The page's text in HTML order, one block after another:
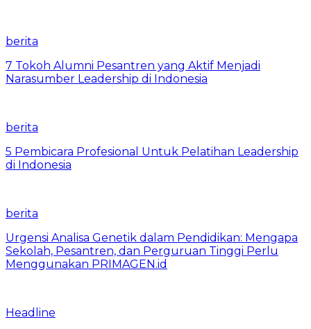
berita
7 Tokoh Alumni Pesantren yang Aktif Menjadi
Narasumber Leadership di Indonesia
berita
5 Pembicara Profesional Untuk Pelatihan Leadership
di Indonesia
berita
Urgensi Analisa Genetik dalam Pendidikan: Mengapa
Sekolah, Pesantren, dan Perguruan Tinggi Perlu
Menggunakan PRIMAGEN.id
Headline